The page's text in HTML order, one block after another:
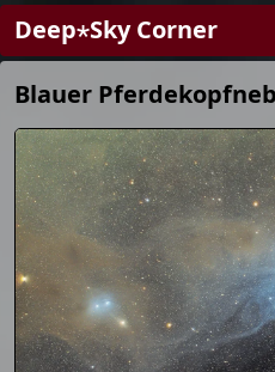
Deep⋆Sky Corner
Blauer